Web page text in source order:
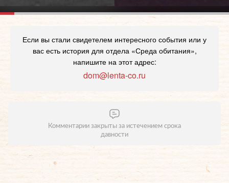
Если вы стали свидетелем интересного события или у
вас есть история для отдела «Среда обитания»,
напишите на этот адрес:
dom@lenta-co.ru
Комментарии закрыты за истечением срока
давности